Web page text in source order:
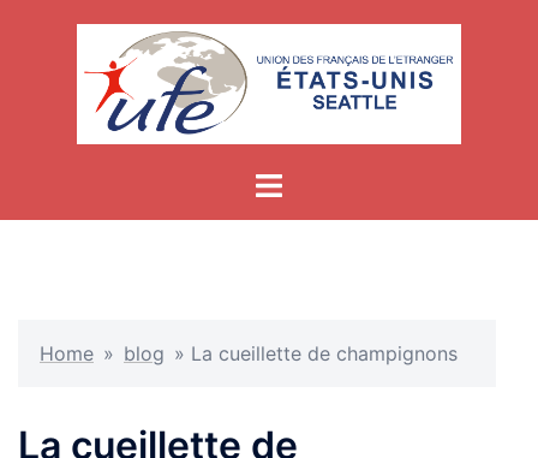
Home » blog » La cueillette de champignons
La cueillette de